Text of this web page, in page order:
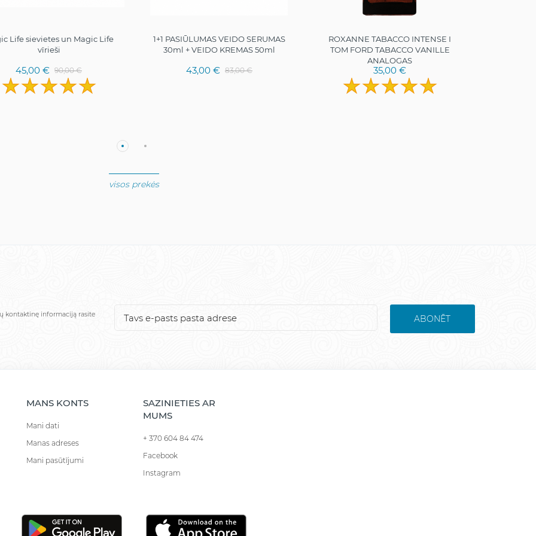
Life sievietes un Magic Life
vīrieši
45,00 € 90,00 €
1+1 PASIŪLUMAS VEIDO SERUMAS
30ml + VEIDO KREMAS 50ml
43,00 € 83,00 €
ROXANNE TABACCO INTENSE I
TOM FORD TABACCO VANILLE
ANALOGAS
35,00 €
visos prekės
kontaktinę informaciją rasite
ABONĒT
MANS KONTS
Mani dati
Manas adreses
Mani pasūtījumi
SAZINIETIES AR
MUMS
+ 370 604 84 474
Facebook
Instagram